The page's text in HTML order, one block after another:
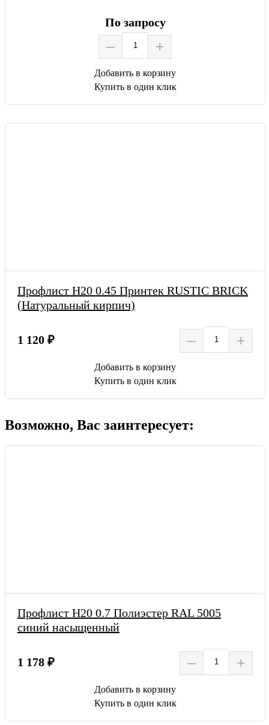
По запросу
– +
Добавить в корзину
Купить в один клик
Профлист Н20 0.45 Принтек RUSTIC BRICK
(Натуральный кирпич)
1 120 ₽ – +
Добавить в корзину
Купить в один клик
Возможно, Вас заинтересует:
Профлист Н20 0.7 Полиэстер RAL 5005
синий насыщенный
1 178 ₽ – +
Добавить в корзину
Купить в один клик